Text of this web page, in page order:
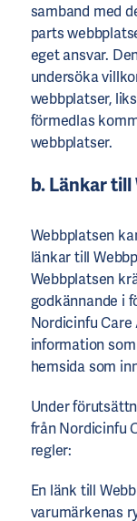
samband med
parts
eget ansvar.
undersöka
webbplatser,
förmedlas
webbplatser.
b. Länkar
Webbplatsen
länkar till
Webbplatsen
godkännande i
Nordicinfu
information
hemsida som
Under
från Nordicinfu
regler:
En länk till
varumärkenas